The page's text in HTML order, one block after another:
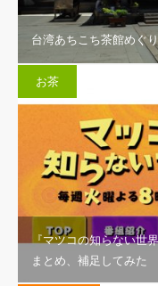
台湾あちこち茶館めぐ
お茶
『マツコの知らない世
まとめ、補足してみた